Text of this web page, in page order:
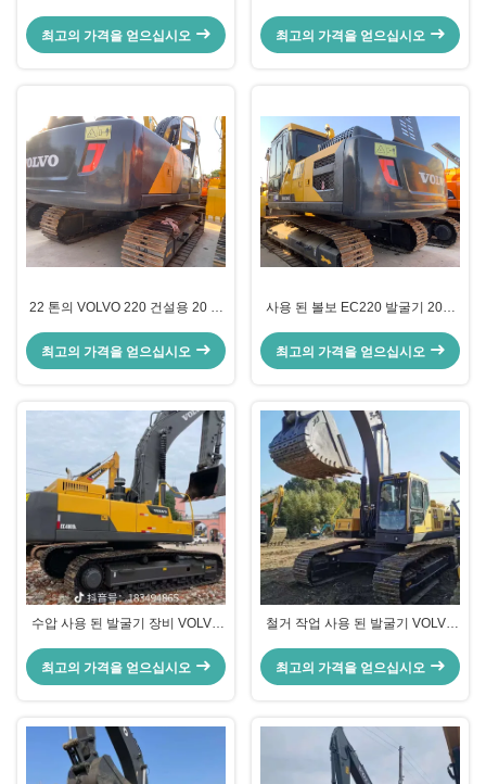
터 버킷
최고의 가격을 얻으십시오
최고의 가격을 얻으십시오
22 톤의 VOLVO 220 건설용 20 톤
최고의 가격을 얻으십시오
사용 된 볼보 EC220 발굴기 20톤
개월 보증
최고의 가격을 얻으십시오
수압 사용 된 발굴기 장비 VOLVO
최고의 가격을 얻으십시오
철거 작업 사용 된 발굴기 VOLVO
최고의 가격을 얻으십시오